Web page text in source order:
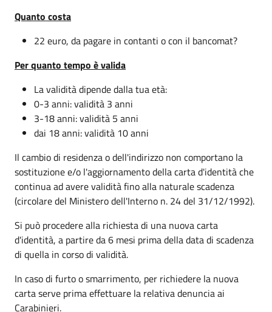
Quanto costa
22 euro, da pagare in contanti o con il bancomat?
Per quanto tempo è valida
La validità dipende dalla tua età:
0-3 anni: validità 3 anni
3-18 anni: validità 5 anni
dai 18 anni: validità 10 anni
Il cambio di residenza o dell'indirizzo non comportano la
sostituzione e/o l'aggiornamento della carta d'identità che
continua ad avere validità fino alla naturale scadenza
(circolare del Ministero dell'Interno n. 24 del 31/12/1992).
Si può procedere alla richiesta di una nuova carta
d'identità, a partire da 6 mesi prima della data di scadenza
di quella in corso di validità.
In caso di furto o smarrimento, per richiedere la nuova
carta serve prima effettuare la relativa denuncia ai
Carabinieri.